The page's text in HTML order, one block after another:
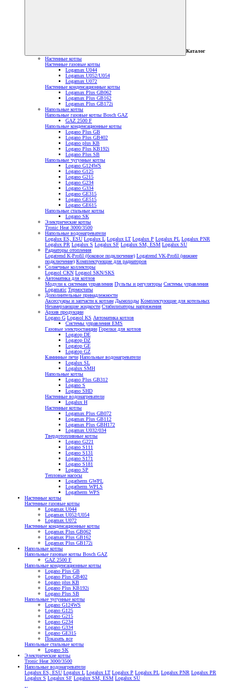
Каталог
Настенные котлы
Настенные газовые котлы
Logamax U044
Logamax U052/U054
Logamax U072
Настенные конденсационные котлы
Logamax Plus GB062
Logamax Plus GB162
Logamax Plus GB172i
Напольные котлы
Напольные газовые котлы Bosch GAZ
GAZ 2500 F
Напольные конденсационные котлы
Logano Plus GB
Logano Plus GB402
Logano plus KB
Logano Plus KB192i
Logano Plus SB
Напольные чугунные котлы
Logano G124WS
Logano G125
Logano G215
Logano G234
Logano G334
Logano GE315
Logano GE515
Logano GE615
Напольные стальные котлы
Logano SK
Электрические котлы
Tronic Heat 3000/3500
Напольные водонагреватели
Logalux ES, ESU Logalux L Logalux LT Logalux P Logalux PL Logalux PNR
Logalux PR Logalux S Logalux SF Logalux SM, ESM Logalux SU
Радиаторы отопления
Logatrend K-Profil (боковое подключение) Logatrend VK-Profil (нижнее
подключение) Комплектующие для радиаторов
Солнечные коллекторы
Logasol CKN Logasol SKN/SKS
Автоматика для котлов
Модули к системам управления Пульты и регуляторы Системы управления
Logamatic Термостаты
Дополнительные принадлежности
Аксессуары и запчасти к котлам Дымоходы Комплектующие для котельных
Незамерзающие жидкости Стабилизаторы напряжения
Архив продукции
Logano G Logasol KS Автоматика котлов
Системы управления EMS
Газовые электростанции Горелки для котлов
Logatop DE
Logatop DZ
Logatop GE
Logatop GZ
Каминные печи Напольные водонагреватели
Logalux SL
Logalux SMH
Напольные котлы
Logano Plus GB312
Logano S
Logano SHD
Настенные водонагреватели
Logalux H
Настенные котлы
Logamax Plus GB072
Logamax Plus GB112
Logamax Plus GBH172
Logamax U032/034
Твердотопливные котлы
Logano G221
Logano S111
Logano S131
Logano S171
Logano S181
Logano SP
Тепловые насосы
Logatherm GWPL
Logatherm WPLS
Logatherm WPS
Настенные котлы
Настенные газовые котлы
Logamax U044
Logamax U052/U054
Logamax U072
Настенные конденсационные котлы
Logamax Plus GB062
Logamax Plus GB162
Logamax Plus GB172i
Напольные котлы
Напольные газовые котлы Bosch GAZ
GAZ 2500 F
Напольные конденсационные котлы
Logano Plus GB
Logano Plus GB402
Logano plus KB
Logano Plus KB192i
Logano Plus SB
Напольные чугунные котлы
Logano G124WS
Logano G125
Logano G215
Logano G234
Logano G334
Logano GE315
Показать все
Напольные стальные котлы
Logano SK
Электрические котлы
Tronic Heat 3000/3500
Напольные водонагреватели
Logalux ES, ESU Logalux L Logalux LT Logalux P Logalux PL Logalux PNR Logalux PR
Logalux S Logalux SF Logalux SM, ESM Logalux SU